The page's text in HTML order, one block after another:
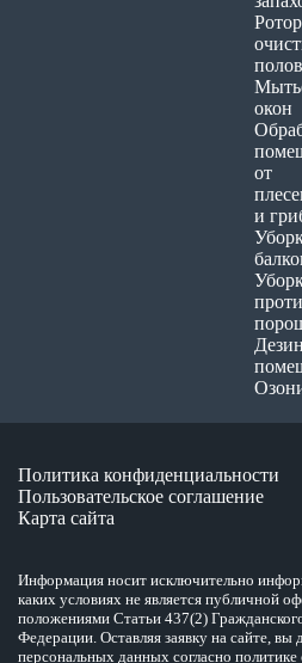
полов
окон
от
и
Политика конфиденциальности
Пользовательское соглашение
Карта сайта
Информация носит исключительно
каких условиях не является публичной
положениями Статьи 437(2)
Федерации. Оставляя заявку на сайте, вы
персональных данных согласно